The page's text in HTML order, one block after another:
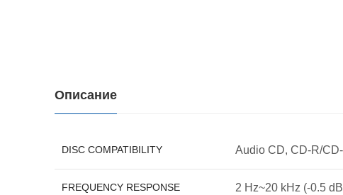
Описание
DISC COMPATIBILITY Audio CD, CD-R/
FREQUENCY RESPONSE 2 Hz~20 kHz (-0.5